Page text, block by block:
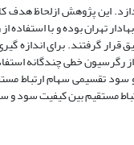
این پژوهش ازلحاظ هدف
انتخاب‌شده و در دوره‌ی زمانی 5 ساله بین سال‌های 1393
رگرسیون خطی چندگانه
بین کیفیت سود و سود تقسیمی
مستقیم بین کیفیت سود